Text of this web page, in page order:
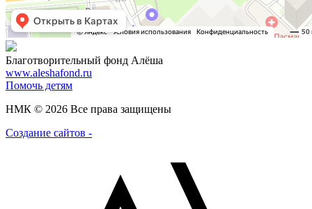
Благотворительный фонд Алёша
www.aleshafond.ru
Помочь детям
НМК © 2026 Все права защищены
Создание сайтов -